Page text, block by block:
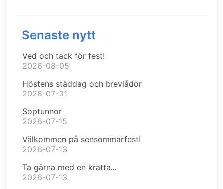
Senaste nytt
Ved och tack för fest!
2026-08-05
Höstens städdag och brevlådor
2026-07-31
Soptunnor
2026-07-15
Välkommen på sensommarfest!
2026-07-13
Ta gärna med en kratta...
2026-07-13